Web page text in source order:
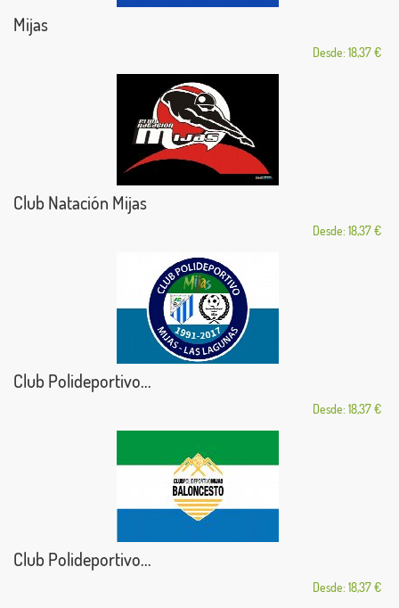
Mijas
Desde: 18,37 €
Club Natación Mijas
Desde: 18,37 €
Club Polideportivo...
Desde: 18,37 €
Club Polideportivo...
Desde: 18,37 €